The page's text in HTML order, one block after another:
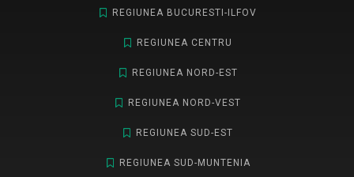
REGIUNEA BUCURESTI-ILFOV
REGIUNEA CENTRU
REGIUNEA NORD-EST
REGIUNEA NORD-VEST
REGIUNEA SUD-EST
REGIUNEA SUD-MUNTENIA